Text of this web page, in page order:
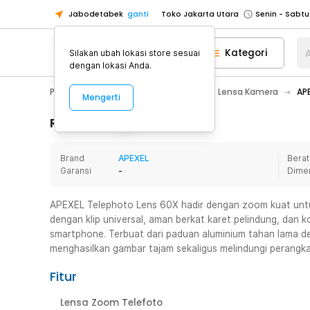
Jabodetabek ganti Toko Jakarta Utara
Toko Tangerang
Toko Cikupa
Pick n Go Jakarta Barat
Senin -
Pick n Go Bekasi
Senin - Jumat
Senin - Jumat
Senin -
Senin -
Toko Tangerang
Toko Cikupa
Pick n Go Jakarta Barat
Senin -
Kategori
Photography Lensa & Aksesoris Lensa Kamera
Rincian Produk
Brand
APEXEL
Garansi
-
APEXEL Telephoto Lens 60X hadir dengan zoom kuat
dengan klip universal, aman berkat karet pelindung, dan
smartphone. Terbuat dari paduan aluminium tahan lama
menghasilkan gambar tajam sekaligus melindungi
Fitur
Lensa Zoom Telefoto
Silakan ubah lokasi store sesuai
dengan lokasi Anda.
Mengerti